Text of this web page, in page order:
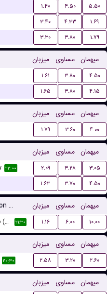
۱.۴۰ ۴.۵۰
۵.۵۰
۳.۴۰ ۴.۳۳
۱.۶۹
۳.۳۰ ۳.۸۰ ۱.۷۹
میزبان مساوی میهمان
۱.۶۱ ۳.۸۰
۴.۵۰
۱.۶۵ ۳.۸۰ ۴.۱۵
میزبان مساوی میهمان
۱.۷۹ ۳.۶۰ ۴.۰۰
میزبان مساوی میهمان
۲۲:۰۰ ۲.۰۹ ۳.۲۸
۳.۰۵
۱.۶۳ ۳.۷۰ ۴.۵۰
میزبان مساوی میهمان
Real Tomayapo (W) ۲۱:۳۰ ۱.۱۶ ۶.۰۰ ۱۰.۰۰
میزبان مساوی میهمان
۲۰:۳۰ ۲.۵۸ ۳.۲۰ ۲.۶۰
میزبان مساوی میهمان